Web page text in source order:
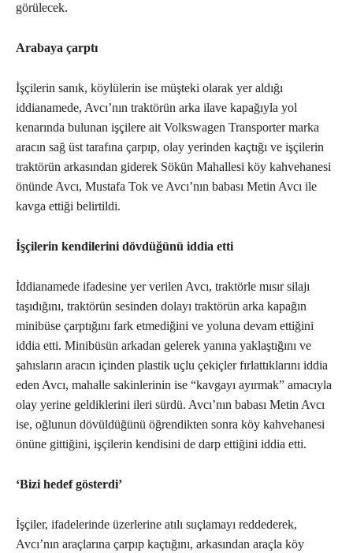
görülecek.
Arabaya çarptı
İşçilerin sanık, köylülerin ise müşteki olarak yer aldığı
iddianamede, Avcı’nın traktörün arka ilave kapağıyla yol
kenarında bulunan işçilere ait Volkswagen Transporter marka
aracın sağ üst tarafına çarpıp, olay yerinden kaçtığı ve işçilerin
traktörün arkasından giderek Sökün Mahallesi köy kahvehanesi
önünde Avcı, Mustafa Tok ve Avcı’nın babası Metin Avcı ile
kavga ettiği belirtildi.
İşçilerin kendilerini dövdüğünü iddia etti
İddianamede ifadesine yer verilen Avcı, traktörle mısır silajı
taşıdığını, traktörün sesinden dolayı traktörün arka kapağın
minibüse çarptığını fark etmediğini ve yoluna devam ettiğini
iddia etti. Minibüsün arkadan gelerek yanına yaklaştığını ve
şahısların aracın içinden plastik uçlu çekiçler fırlattıklarını iddia
eden Avcı, mahalle sakinlerinin ise “kavgayı ayırmak” amacıyla
olay yerine geldiklerini ileri sürdü. Avcı’nın babası Metin Avcı
ise, oğlunun dövüldüğünü öğrendikten sonra köy kahvehanesi
önüne gittiğini, işçilerin kendisini de darp ettiğini iddia etti.
‘Bizi hedef gösterdi’
İşçiler, ifadelerinde üzerlerine atılı suçlamayı reddederek,
Avcı’nın araçlarına çarpıp kaçtığını, arkasından araçla köy